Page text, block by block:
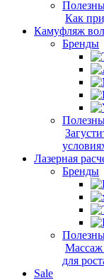
Как
Камуфляж
Бренды
Лазерная
Бренды
Массаж
для
Sale